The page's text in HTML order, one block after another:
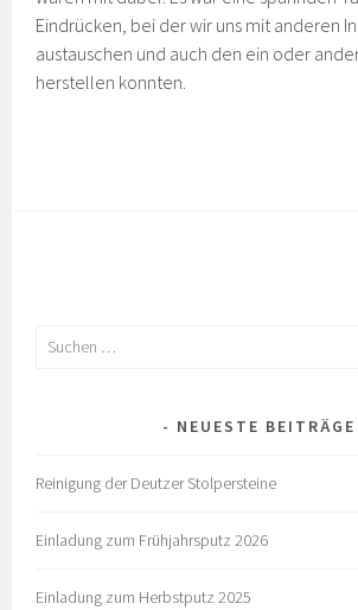
Eindrücken, bei der wir uns mit anderen
austauschen und auch den ein oder
herstellen konnten.
Suchen
NEUESTE BEITRÄGE
Reinigung der Deutzer Stolpersteine
Einladung zum Frühjahrsputz 2026
Einladung zum Herbstputz 2025